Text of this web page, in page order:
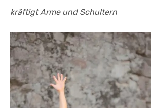
kräftigt Arme und Schultern